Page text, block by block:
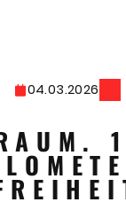
04.03.2026